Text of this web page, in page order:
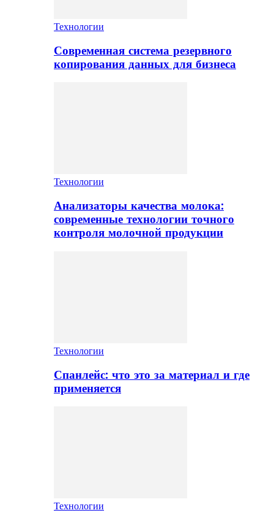
Технологии
Современная система резервного
копирования данных для бизнеса
Технологии
Анализаторы качества молока:
современные технологии точного
контроля молочной продукции
Технологии
Спанлейс: что это за материал и где
применяется
Технологии